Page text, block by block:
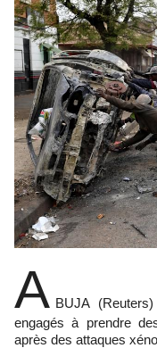
A BUJA
engagés à prendre
après des attaques